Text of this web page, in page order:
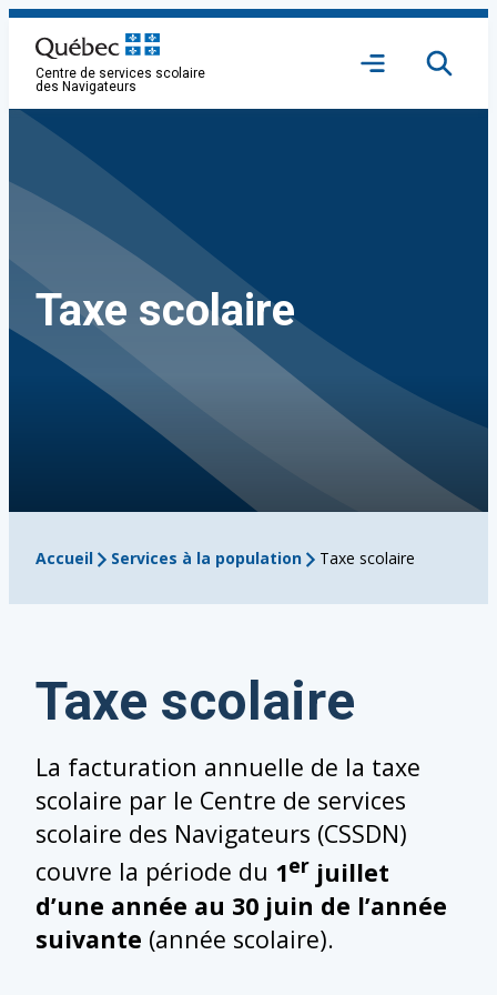
Aller
contenu
Centre de services scolaire
des Navigateurs
Ouvrir
Taxe scolaire
Accueil Services à la population Taxe scolaire
Taxe scolaire
La facturation annuelle de la taxe
scolaire par le Centre de services
scolaire des Navigateurs (CSSDN)
couvre la période du 1er juillet
d’une année au 30 juin de l’année
suivante (année scolaire).